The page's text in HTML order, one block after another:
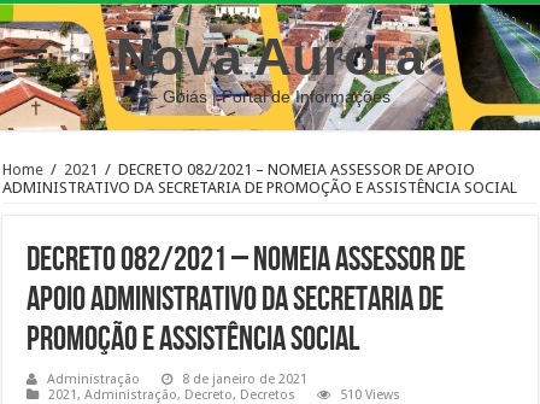
Nova Aurora
– Goiás | Portal de Informações
Home / 2021 / DECRETO 082/2021 – NOMEIA ASSESSOR DE APOIO
ADMINISTRATIVO DA SECRETARIA DE PROMOÇÃO E ASSISTÊNCIA SOCIAL
DECRETO 082/2021 – NOMEIA ASSESSOR DE
APOIO ADMINISTRATIVO DA SECRETARIA DE
PROMOÇÃO E ASSISTÊNCIA SOCIAL
Administração
8 de janeiro de 2021
2021,Administração, Decreto, Decretos 510 Views